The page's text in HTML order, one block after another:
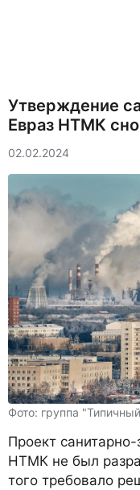
Утверждение
Евраз НТМК
02.02.2024
Фото: группа
Проект
НТМК не был
того требовало